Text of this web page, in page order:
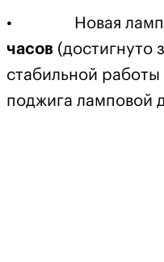
• Новая лампа
часов (достигнуто
стабильной
поджига ламповой